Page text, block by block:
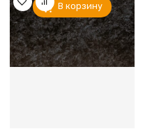
В корзину